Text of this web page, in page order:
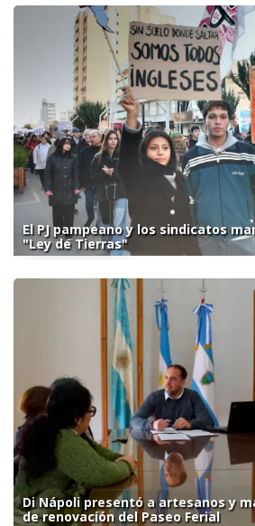
El PJ pampeano y los sindicatos
"Ley de Tierras"
Di Nápoli presentó a artesanos y
de renovación del Paseo Ferial